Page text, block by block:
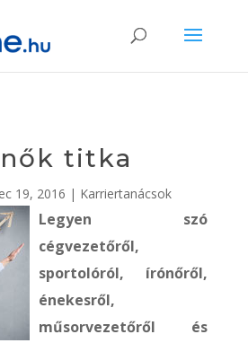
titka
19, 2016 | Karriertanácsok
Legyen szó
cégvezetőről,
sportolóról, írónőről,
énekesről,
műsorvezetőről és